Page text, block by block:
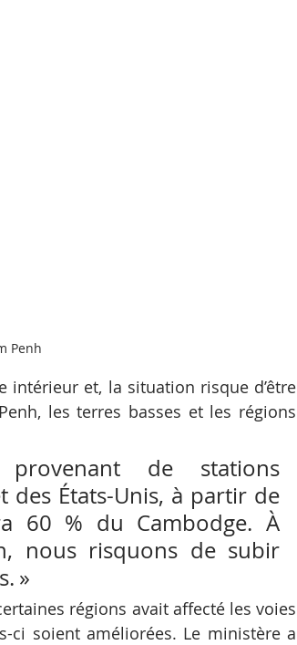
Penh
intérieur et, la situation risque d’être
les terres basses et les régions
provenant de stations
des États-Unis, à partir de
60 % du Cambodge. À
nous risquons de subir
»
régions avait affecté les voies
ci soient améliorées. Le ministère a